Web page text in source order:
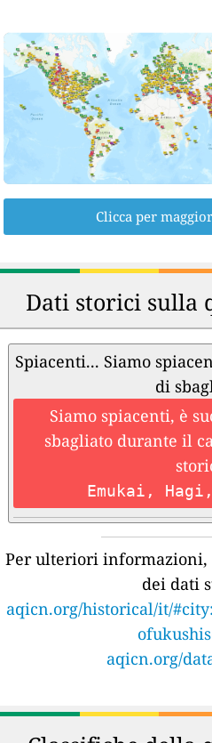
Clicca per
Dati storici sulla
Spiacenti... Siamo
di
Siamo spiacenti, è
sbagliato durante il
Emukai,
Per ulteriori
dei dati
aqicn.org/historical/it/
aqicn.org/